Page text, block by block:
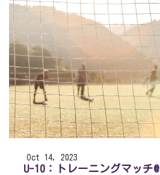
Oct 14, 2023
U-10：トレーニングマッチ